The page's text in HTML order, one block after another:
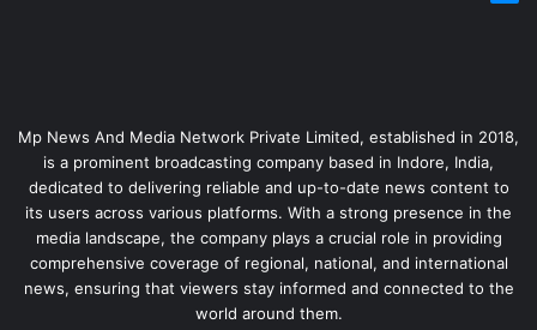
Mp News And Media Network Private Limited, established in 2018,
is a prominent broadcasting company based in Indore, India,
dedicated to delivering reliable and up-to-date news content to
its users across various platforms. With a strong presence in the
media landscape, the company plays a crucial role in providing
comprehensive coverage of regional, national, and international
news, ensuring that viewers stay informed and connected to the
world around them.